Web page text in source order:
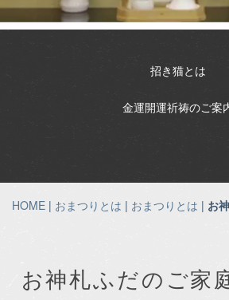
招き猫とは
金運開運祈祷のご案
HOME | おまつりとは | おまつりとは | お
お神札ふだのご家